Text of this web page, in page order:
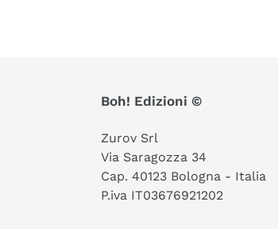
Boh! Edizioni ©
Zurov Srl
Via Saragozza 34
Cap. 40123 Bologna - Italia
P.iva IT03676921202